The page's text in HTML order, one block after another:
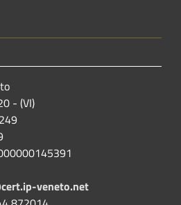
- (VI)
veneto.net